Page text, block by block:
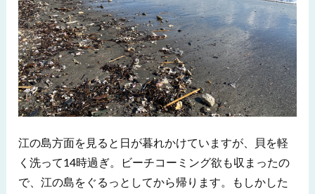
江の島方面を見ると日が暮れかけていますが、貝を軽
く洗って14時過ぎ。ビーチコーミング欲も収まったの
で、江の島をぐるっとしてから帰ります。もしかした